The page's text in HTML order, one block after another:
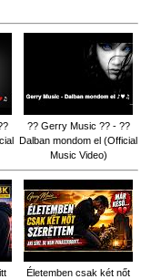
?? Gerry Music ?? - ??
Dalban mondom el (Official
Music Video)
Életemben csak két nőt